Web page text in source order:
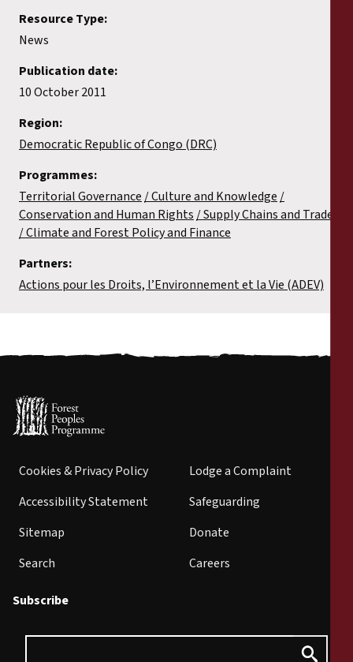
Resource Type:
News
Publication date:
10 October 2011
Region:
Democratic Republic of Congo (DRC)
Programmes:
Territorial Governance Culture and Knowledge
Conservation and Human Rights Supply Chains and Trade
Climate and Forest Policy and Finance
Partners:
Actions pour les Droits, l’Environnement et la Vie (ADEV)
Cookies & Privacy Policy
Accessibility Statement
Sitemap
Search
Lodge a Complaint
Safeguarding
Donate
Careers
Subscribe